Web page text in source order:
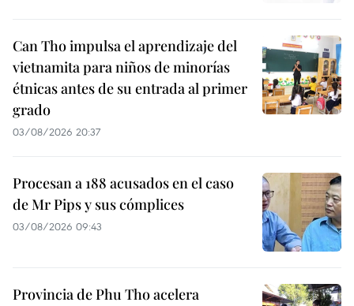
Can Tho impulsa el aprendizaje del
vietnamita para niños de minorías
étnicas antes de su entrada al primer
grado
03/08/2026 20:37
Procesan a 188 acusados en el caso
de Mr Pips y sus cómplices
03/08/2026 09:43
Provincia de Phu Tho acelera